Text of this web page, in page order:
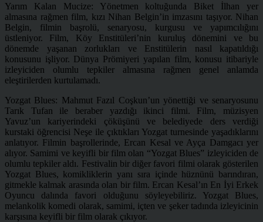
Yarım Kalan Mucize: Yönetmen koltuğunda Biket İlhan yer
almasına rağmen film, kızı Nihan Belgin’in imzasını taşıyor. Nihan
Belgin, filmin başrolü, senaryosu, kurgusu ve yapımcılığını
üstleniyor. Film, Köy Enstitüleri’nin kuruluş dönemini ve bu
dönemde yaşanan zorlukları ve Enstitülerin nasıl kapatıldığı
konusunu işliyor. Dünya Prömiyeri yapılan film, konusu itibariyle
izleyiciden olumlu tepkiler almasına rağmen genel anlamda
eleştirilerden kurtulamadı.
Yozgat Blues: Mahmut Fazıl Coşkun’un yönettiği ve senaryosunu
Tarık Tufan ile beraber yazdığı ikinci filmi. Film, müzisyen
Yavuz’un kariyerindeki çöküşünü ve belediyede ders verdiği
kurstaki öğrencisi Neşe ile çıktıkları Yozgat turnesinde yaşadıklarını
anlatıyor. Filmin başrollerinde, Ercan Kesal ve Ayça Damgacı yer
alıyor. Samimi ve keyifli bir film olan “Yozgat Blues” izleyiciden de
olumlu tepkiler aldı. Festivalin bir diğer favori filmi olarak gösterilen
Yozgat Blues, komikliklerin yanı sıra içinde hüznünü barındıran,
gitmekle kalmak arasında olan bir film. Ercan Kesal’ın En İyi Erkek
Oyuncu dalında favori olduğunu söyleyebiliriz. Yozgat Blues,
melankolik komedi olarak, samimi, içten ve şeker tadında izleyicinin
karşısına keyifli bir film olarak çıkıyor.